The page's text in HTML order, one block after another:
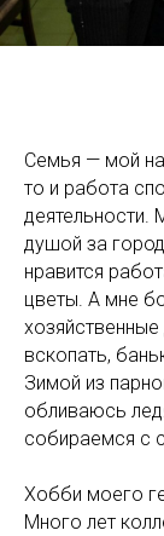
Семья — мой
то и работа
деятельности.
душой за
нравится
цветы. А мне
хозяйственные
вскопать,
Зимой из
обливаюсь
собираемся с
Хобби моего
Много лет